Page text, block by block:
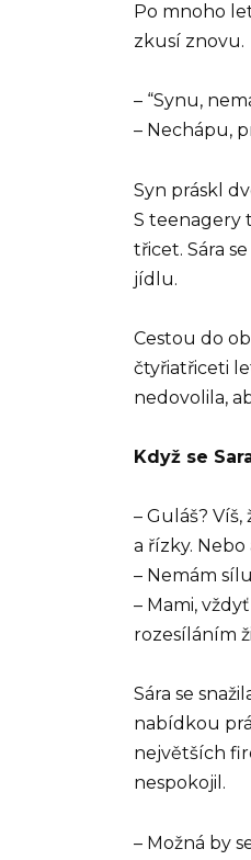
Po mnoho
zkusí znovu.
– “Synu,
– Nechápu,
Syn práskl
S teenagery
třicet. Sára
jídlu.
Cestou do
čtyřiatřiceti
nedovolila,
Když se
– Guláš?
a řízky.
– Nemám
– Mami,
rozesíláním
Sára se
nabídkou
největších
nespokojil.
– Možná by